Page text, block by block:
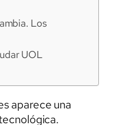
Los
UOL
aparece una